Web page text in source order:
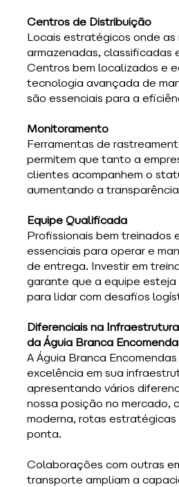
Centros de Distribuição
Locais estratégicos onde as
armazenadas, classificadas
Centros bem localizados e
tecnologia avançada de
são essenciais para a
Monitoramento
Ferramentas de
permitem que tanto a
clientes acompanhem o
aumentando a
Equipe Qualificada
Profissionais bem treinados
essenciais para operar e
de entrega. Investir em
garante que a equipe
para lidar com desafios
Diferenciais na Infraestrutura
da Águia Branca
A Águia Branca
excelência em sua
apresentando vários
nossa posição no mercado,
moderna, rotas
ponta.
Colaborações com outras
transporte ampliam a